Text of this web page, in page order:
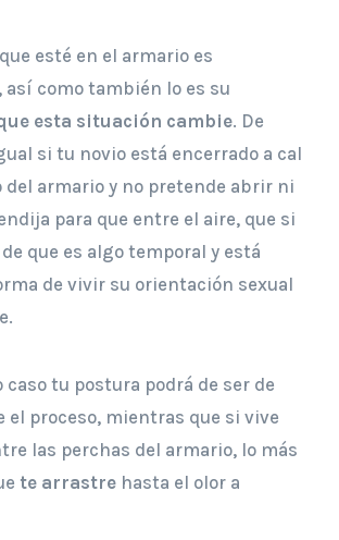
esté en el armario es
como también lo es su
esta situación cambie. De
si tu novio está encerrado a cal
del armario y no pretende abrir ni
para que entre el aire, que si
que es algo temporal y está
de vivir su orientación sexual
tu postura podrá de ser de
el proceso, mientras que si vive
las perchas del armario, lo más
te arrastre hasta el olor a